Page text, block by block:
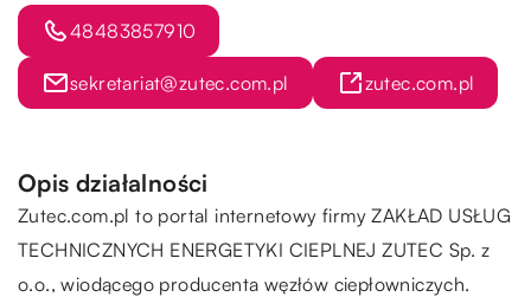
48483857910
sekretariat@zutec.com.pl zutec.com.pl
Opis działalności
Zutec.com.pl to portal internetowy firmy ZAKŁAD USŁUG
TECHNICZNYCH ENERGETYKI CIEPLNEJ ZUTEC Sp. z
o.o., wiodącego producenta węzłów ciepłowniczych.